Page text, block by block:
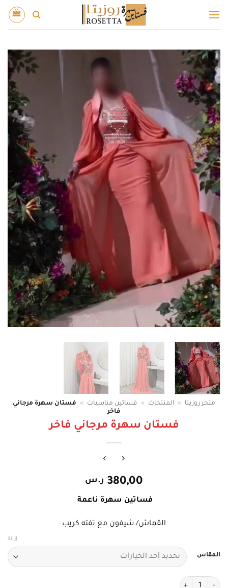
للمحتوى
متجر روزيتا » المنتجات » فساتين مناسبات »
فستان سهرة مرجاني
فاخر
فستان سهرة مرجاني فاخر
380,00 ر.س
فساتين سهرة ناعمة
القماش/ شيفون مع تفته كريب
المقاس
إزالة
كمية فستان سهرة مرجاني فاخر